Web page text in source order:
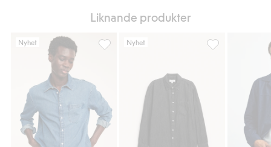
Liknande produkter
Nyhet
Långärmad jeansskjorta regular fit, Lägg
Nyhet
Långärmad